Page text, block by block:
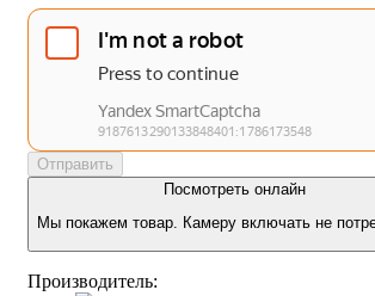
Отправить
Посмотреть онлайн
Мы покажем товар. Камеру включать не
Производитель: